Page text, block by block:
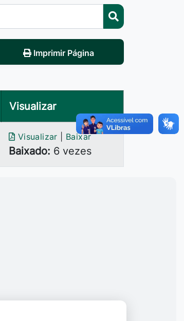
Imprimir Página
Visualizar
Visualizar Baixar
Baixado: 6 vezes